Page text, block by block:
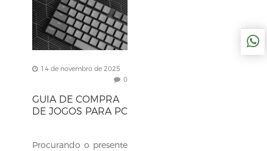
14 de novembro de 2025
0
GUIA DE COMPRA
DE JOGOS PARA PC
Procurando o presente